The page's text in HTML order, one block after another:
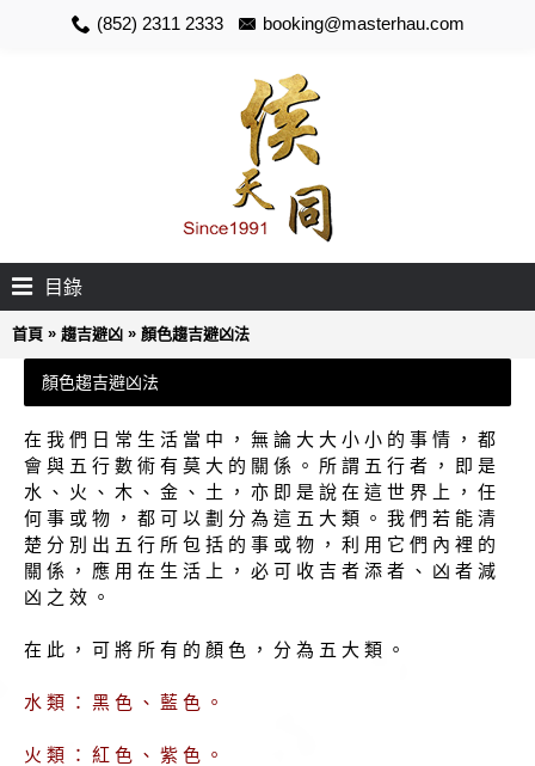
(852) 2311 2333 booking@masterhau.com
目錄
首頁 » 趨吉避凶 » 顏色趨吉避凶法
顏色趨吉避凶法
在 我 們 日 常 生 活 當 中 ， 無 論 大 大 小 小 的 事 情 ， 都
會 與 五 行 數 術 有 莫 大 的 關 係 。 所 謂 五 行 者 ， 即 是
水 、 火 、 木 、 金 、 土 ， 亦 即 是 說 在 這 世 界 上 ， 任
何 事 或 物 ， 都 可 以 劃 分 為 這 五 大 類 。 我 們 若 能 清
楚 分 別 出 五 行 所 包 括 的 事 或 物 ， 利 用 它 們 內 裡 的
關 係 ， 應 用 在 生 活 上 ， 必 可 收 吉 者 添 者 、 凶 者 減
凶 之 效 。
在 此 ， 可 將 所 有 的 顏 色 ， 分 為 五 大 類 。
水 類 ： 黑 色 、 藍 色 。
火 類 ： 紅 色 、 紫 色 。